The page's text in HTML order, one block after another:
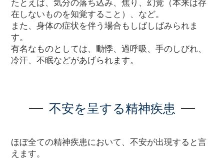
たとえば、気分の落ち込み、焦り、幻覚（本来は存
在しないものを知覚すること）、など。
また、身体の症状を伴う場合もしばしばみられま
す。
有名なものとしては、動悸、過呼吸、手のしびれ、
冷汗、不眠などがあげられます。
不安を呈する精神疾患
ほぼ全ての精神疾患において、不安が出現すると言
えます。